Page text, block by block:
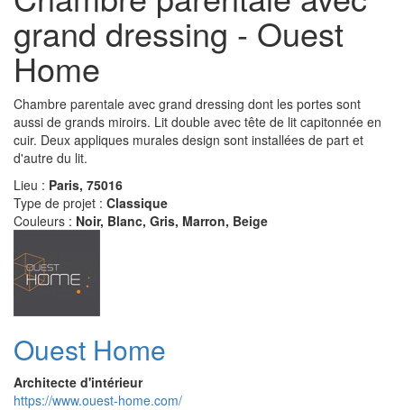
grand dressing - Ouest
Home
Chambre parentale avec grand dressing dont les portes sont
aussi de grands miroirs. Lit double avec tête de lit capitonnée en
cuir. Deux appliques murales design sont installées de part et
d'autre du lit.
Lieu : Paris, 75016
Type de projet : Classique
Couleurs : Noir, Blanc, Gris, Marron, Beige
Ouest Home
Architecte d'intérieur
https://www.ouest-home.com/